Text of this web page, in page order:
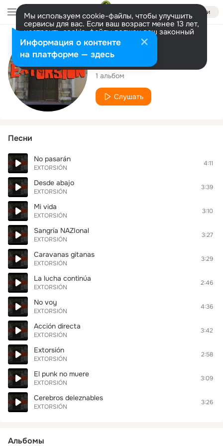
Войти
Мы используем cookie-файлы, чтобы улучшить
сервисы для вас. Если ваш возраст менее 13 лет,
настроить cookie-файлы должен ваш законный
представитель. Больше информации
Разрешить все Настроить
Исполнитель
EXTORSIÓN
1 альбом
Слушать
Песни
No pasarán
EXTORSIÓN
4:11
Desde abajo
EXTORSIÓN
3:39
Mi vida
EXTORSIÓN
3:10
Sangría NAZIonal
EXTORSIÓN
3:27
Caravanas gitanas
EXTORSIÓN
3:29
La lucha continúa
EXTORSIÓN
2:46
No voy
EXTORSIÓN
4:36
Acción directa
EXTORSIÓN
3:42
Extorsión
EXTORSIÓN
2:58
El punk no muere
EXTORSIÓN
3:09
Cerebros deleznables
EXTORSIÓN
3:26
Альбомы
Информация о контенте
на платформе — здесь